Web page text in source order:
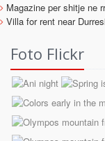
Magazine per shitje ne
Villa for rent near
Foto Flickr